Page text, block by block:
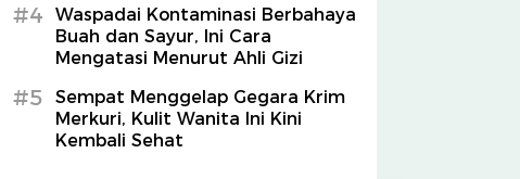
#4
Waspadai Kontaminasi Berbahaya
Buah dan Sayur, Ini Cara
Mengatasi Menurut Ahli Gizi
#5
Sempat Menggelap Gegara Krim
Merkuri, Kulit Wanita Ini Kini
Kembali Sehat